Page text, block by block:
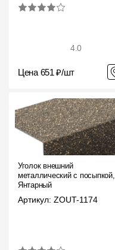
4.0
Цена 651 ₽/шт
Уголок внешний
металлический с посыпкой,
Янтарный
Артикул: ZOUT-1174